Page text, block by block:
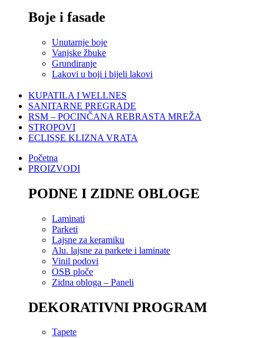
Boje i fasade
Unutarnje boje
Vanjske žbuke
Grundiranje
Lakovi u boji i bijeli lakovi
KUPATILA I WELLNES
SANITARNE PREGRADE
RSM – POCINČANA REBRASTA MREŽA
STROPOVI
ECLISSE KLIZNA VRATA
Početna
PROIZVODI
PODNE I ZIDNE OBLOGE
Laminati
Parketi
Lajsne za keramiku
Alu. lajsne za parkete i laminate
Vinil podovi
OSB ploče
Zidna obloga – Paneli
DEKORATIVNI PROGRAM
Tapete